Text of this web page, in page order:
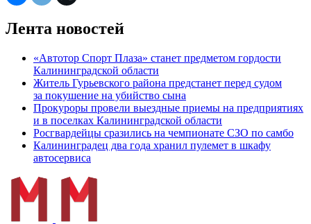
Лента новостей
«Автотор Спорт Плаза» станет предметом гордости
Калининградской области
Житель Гурьевского района предстанет перед судом
за покушение на убийство сына
Прокуроры провели выездные приемы на предприятиях
и в поселках Калининградской области
Росгвардейцы сразились на чемпионате СЗО по самбо
Калининградец два года хранил пулемет в шкафу
автосервиса